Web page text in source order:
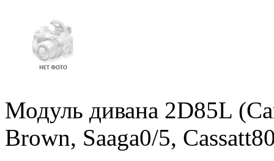
Модуль дивана 2D85L
Brown, Saaga0/5,